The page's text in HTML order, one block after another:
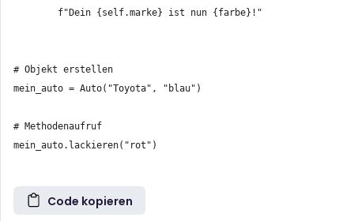
        f"Dein {self.marke} ist nun {farbe}!"
# Objekt erstellen
mein_auto = Auto("Toyota", "blau")
# Methodenaufruf
mein_auto.lackieren("rot")
Code kopieren